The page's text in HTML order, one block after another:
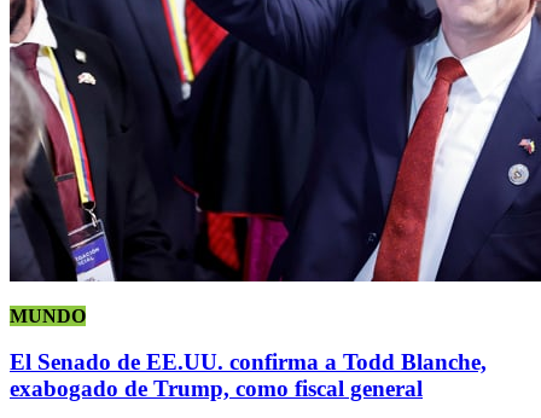
MUNDO
El Senado de EE.UU. confirma a Todd Blanche,
exabogado de Trump, como fiscal general